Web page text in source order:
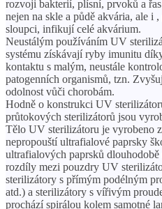
rozvoji bakterií, plísní, prvoků a
nejen na skle a půdě akvária, ale i
sloupci, infikují celé akvárium.
Neustálým používáním UV
systému získávají ryby imunitu
kontaktu s malým, neustále
patogenních organismů, tzn.
odolnost vůči chorobám.
Hodně o konstrukci UV
průtokových sterilizátorů jsou
Tělo UV sterilizátoru je vyrobeno
nepropouští ultrafialové paprsky
ultrafialových paprsků
rozdíly mezi pouzdry UV
sterilizátory s přímým podélným
atd.) a sterilizátory s vířivým
prochází spirálou kolem samotné